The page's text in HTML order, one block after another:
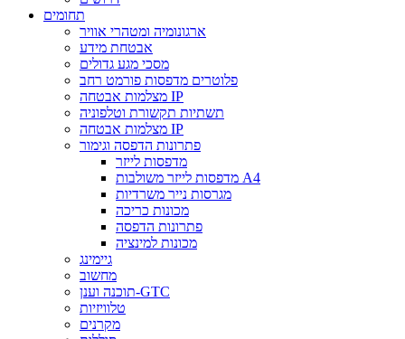
תחומים
ארגונומיה ומטהרי אוויר
אבטחת מידע
מסכי מגע גדולים
פלוטרים מדפסות פורמט רחב
מצלמות אבטחה IP
תשתיות תקשורת וטלפוניה
מצלמות אבטחה IP
פתרונות הדפסה וגימור
מדפסות לייזר
מדפסות לייזר משולבות A4
מגרסות נייר משרדיות
מכונות כריכה
פתרונות הדפסה
מכונות למינציה
גיימינג
מחשוב
תוכנה וענן-GTC
טלוויזיות
מקרנים